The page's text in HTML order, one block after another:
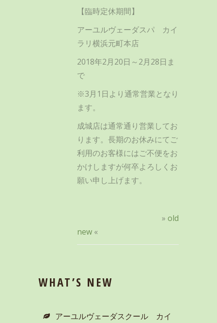
WHAT’S NEW
アーユルヴェーダスクール カイ
【臨時定休期間】
アーユルヴェーダスパ カイ
ラリ横浜元町本店
2018年2月20日～2月28日ま
で
※3月1日より通常営業となり
ます。
成城店は通常通り営業してお
ります。長期のお休みにてご
利用のお客様にはご不便をお
かけしますが何卒よろしくお
願い申し上げます。
» old
new «